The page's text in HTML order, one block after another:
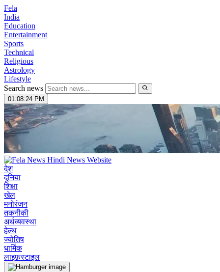
Fela
India
Education
Entertainment
Sports
Technical
Religious
Astrology
Lifestyle
Search news
01:08:25 PM
देश
दुनिया
शिक्षा
खेल
मनोरंजन
तकनीकी
अर्थव्यवस्था
हेल्थ
ज्योतिष
धार्मिक
लाइफ़स्टाइल